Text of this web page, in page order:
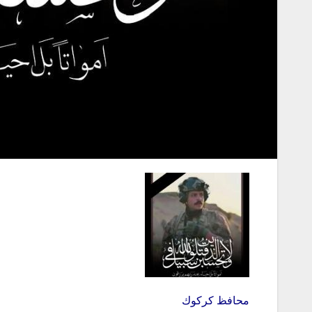
محافظ كركوك